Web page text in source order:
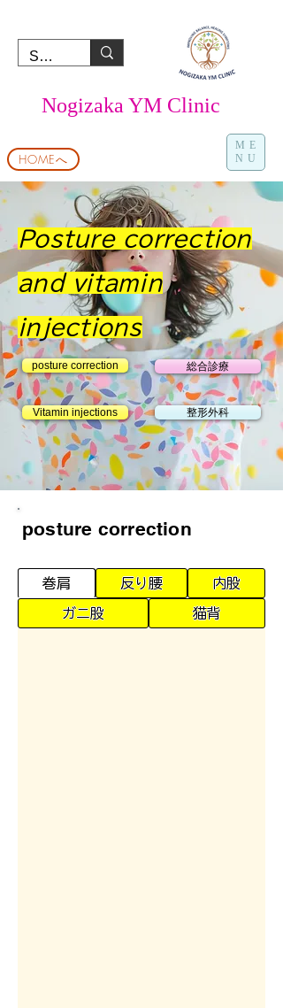
Nogizaka YM Clinic
HOMEへ
ME
NU
Posture correction
and vitamin
injections
posture correction
Vitamin injections
総合診療
整形外科
posture correction
巻肩 反り腰 内股
ガニ股 猫背